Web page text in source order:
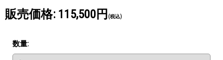
販売価格: 115,500円 (税込)
数量: